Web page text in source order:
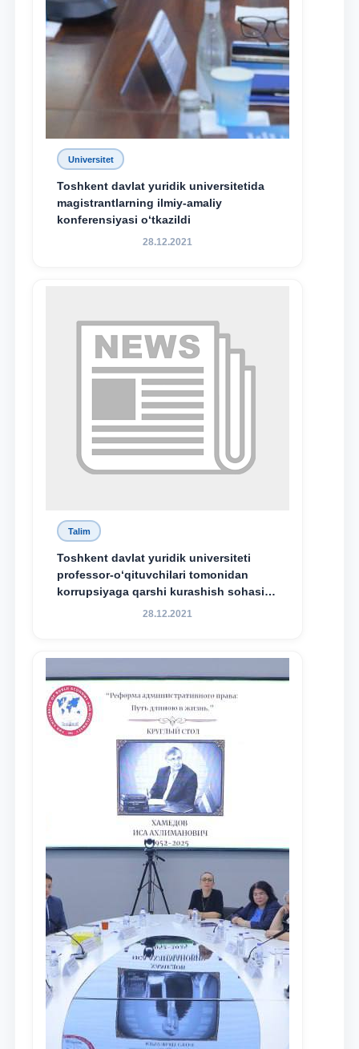
Universitet
Toshkent davlat yuridik universitetida
magistrantlarning ilmiy-amaliy
konferensiyasi o‘tkazildi
28.12.2021
Talim
Toshkent davlat yuridik universiteti
professor-o‘qituvchilari tomonidan
korrupsiyaga qarshi kurashish sohasida
amalga oshirilayotgan islohotlar hamda
maqsadida xorijiy va mahalliy ilmiy
nashrlarda chop etilgan maqolalar
dayjesti
28.12.2021